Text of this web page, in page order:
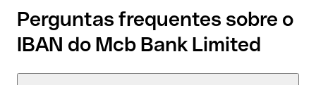
Perguntas frequentes sobre o
IBAN do Mcb Bank Limited